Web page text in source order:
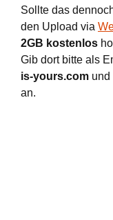
Sollte das
den Upload via
2GB kostenlos
Gib dort bitte als
is-yours.com und
an.